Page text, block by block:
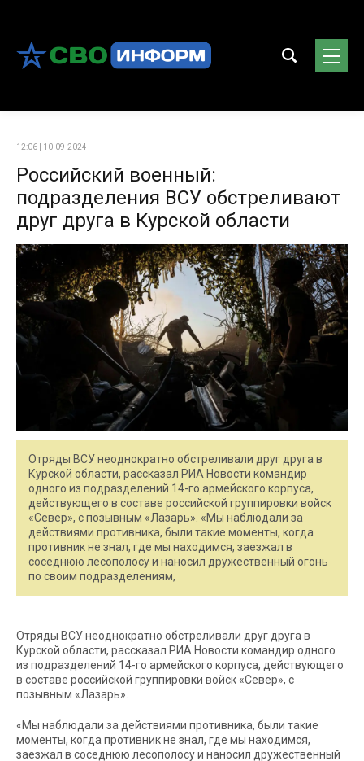
12:06 | 10-09-2024
Российский военный:
подразделения ВСУ обстреливают
друг друга в Курской области
Отряды ВСУ неоднократно обстреливали друг друга в
Курской области, рассказал РИА Новости командир
одного из подразделений 14-го армейского корпуса,
действующего в составе российской группировки войск
«Север», с позывным «Лазарь». «Мы наблюдали за
действиями противника, были такие моменты, когда
противник не знал, где мы находимся, заезжал в
соседнюю лесополосу и наносил дружественный огонь
по своим подразделениям,
Отряды ВСУ неоднократно обстреливали друг друга в
Курской области, рассказал РИА Новости командир одного
из подразделений 14-го армейского корпуса, действующего
в составе российской группировки войск «Север», с
позывным «Лазарь».
«Мы наблюдали за действиями противника, были такие
моменты, когда противник не знал, где мы находимся,
заезжал в соседнюю лесополосу и наносил дружественный